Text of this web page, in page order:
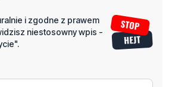
niestosowny wpis -